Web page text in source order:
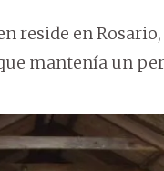
reside en
mantenía un